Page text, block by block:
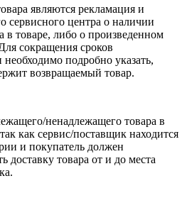
являются рекламация и
сервисного центра о наличии
в товаре, либо о произведенном
сокращения сроков
подробно указать,
возвращаемый товар.
ненадлежащего товара в
как сервис/поставщик находится
и покупатель должен
доставку товара от и до места